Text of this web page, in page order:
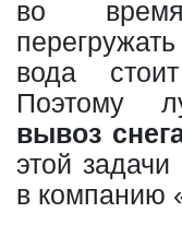
во
вода
Поэтому
вывоз
этой
в компанию